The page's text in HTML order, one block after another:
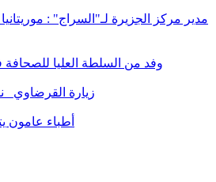
مدير مركز الجزيرة لـ"السراج" :
وفد من السلطة العليا
زيارة القرضاوي_
أطباء عامون